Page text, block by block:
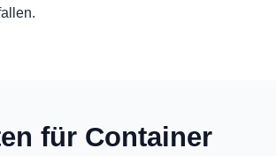
für Container